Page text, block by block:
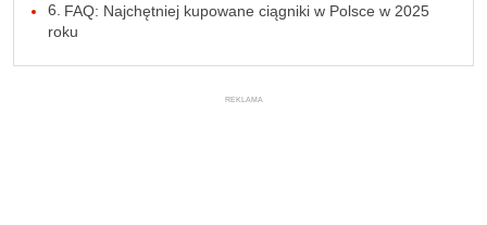
FAQ: Najchętniej kupowane ciągniki w Polsce w 2025
roku
REKLAMA